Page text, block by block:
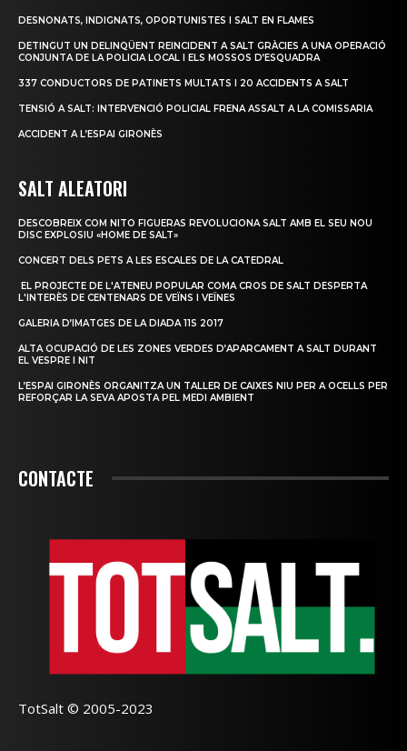
DESNONATS, INDIGNATS, OPORTUNISTES I SALT EN FLAMES
DETINGUT UN DELINQÜENT REINCIDENT A SALT GRÀCIES A UNA OPERACIÓ
CONJUNTA DE LA POLICIA LOCAL I ELS MOSSOS D’ESQUADRA
337 CONDUCTORS DE PATINETS MULTATS I 20 ACCIDENTS A SALT
TENSIÓ A SALT: INTERVENCIÓ POLICIAL FRENA ASSALT A LA COMISSARIA
ACCIDENT A L’ESPAI GIRONÈS
SALT ALEATORI
DESCOBREIX COM NITO FIGUERAS REVOLUCIONA SALT AMB EL SEU NOU
DISC EXPLOSIU «HOME DE SALT»
CONCERT DELS PETS A LES ESCALES DE LA CATEDRAL
​ ​​​​​​​​​​​EL PROJECTE DE L'ATENEU POPULAR COMA CROS DE SALT DESPERTA
L'INTERÈS DE CENTENARS DE VEÏNS I VEÏNES
GALERIA D’IMATGES DE LA DIADA 11S 2017
ALTA OCUPACIÓ DE LES ZONES VERDES D’APARCAMENT A SALT DURANT
EL VESPRE I NIT
L’ESPAI GIRONÈS ORGANITZA UN TALLER DE CAIXES NIU PER A OCELLS PER
REFORÇAR LA SEVA APOSTA PEL MEDI AMBIENT
CONTACTE
TotSalt © 2005-2023